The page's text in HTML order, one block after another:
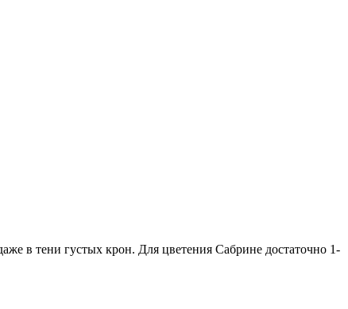
в тени густых крон. Для цветения Сабрине достаточно 1-